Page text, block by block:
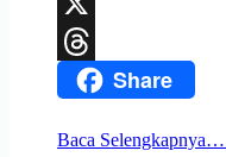
X
ThreadsShare
Baca Selengkapnya…